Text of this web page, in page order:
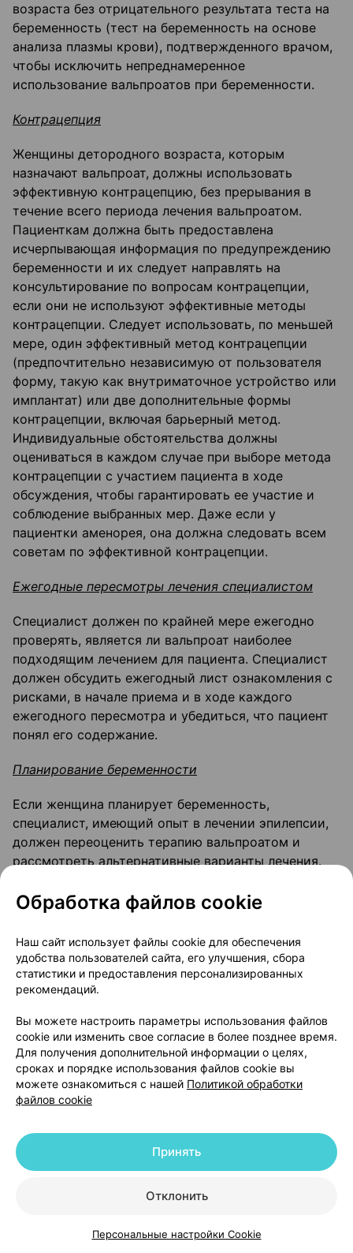
КаталогКорзинаИзбранноеПрофиль
возраста без отрицательного результата теста на
беременность (тест на беременность на основе
анализа плазмы крови), подтвержденного врачом,
чтобы исключить непреднамеренное
использование вальпроатов при беременности.
Контрацепция
Женщины детородного возраста, которым
назначают вальпроат, должны использовать
эффективную контрацепцию, без прерывания в
течение всего периода лечения вальпроатом.
Пациенткам должна быть предоставлена
исчерпывающая информация по предупреждению
беременности и их следует направлять на
консультирование по вопросам контрацепции,
если они не используют эффективные методы
контрацепции. Следует использовать, по меньшей
мере, один эффективный метод контрацепции
(предпочтительно независимую от пользователя
форму, такую как внутриматочное устройство или
имплантат) или две дополнительные формы
контрацепции, включая барьерный метод.
Индивидуальные обстоятельства должны
оцениваться в каждом случае при выборе метода
контрацепции с участием пациента в ходе
обсуждения, чтобы гарантировать ее участие и
соблюдение выбранных мер. Даже если у
пациентки аменорея, она должна следовать всем
советам по эффективной контрацепции.
Ежегодные пересмотры лечения специалистом
Специалист должен по крайней мере ежегодно
проверять, является ли вальпроат наиболее
подходящим лечением для пациента. Специалист
должен обсудить ежегодный лист ознакомления с
рисками, в начале приема и в ходе каждого
ежегодного пересмотра и убедиться, что пациент
понял его содержание.
Планирование беременности
Если женщина планирует беременность,
специалист, имеющий опыт в лечении эпилепсии,
должен переоценить терапию вальпроатом и
рассмотреть альтернативные варианты лечения.
соответствующему альтернативному лечению до
зачатия и до прекращения контрацепции (см.
Беременность и грудное вскармливание). Если
смена терапии невозможна, женщина должна
получить дополнительное консультирование
относительно рисков внутриутробного
воздействия вальпроатов для будущего ребенка,
чтобы способствовать принятию осознанного
решения в отношении планирования семьи.
В случае беременности
забеременела, ей необходимо немедленно
обратиться к специалисту для переоценки лечения
варианты. Беременных пациенток, принимающих
врачу-генетику для оценки и консультирования в
Обработка файлов cookie
Наш сайт использует файлы cookie для обеспечения
удобства пользователей сайта, его улучшения, сбора
статистики и предоставления персонализированных
рекомендаций.
Вы можете настроить параметры использования файлов
cookie или изменить свое согласие в более позднее время.
Для получения дополнительной информации о целях,
сроках и порядке использования файлов cookie вы
можете ознакомиться с нашей Политикой обработки
файлов cookie
Отклонить
Принять
Персональные настройки Cookie